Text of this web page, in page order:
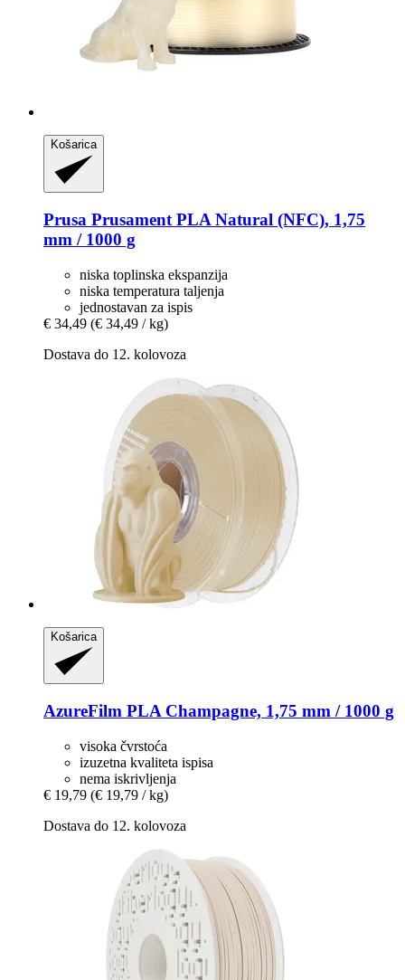
Košarica
Prusa Prusament PLA Natural (NFC), 1,75
mm / 1000 g
niska toplinska ekspanzija
niska temperatura taljenja
jednostavan za ispis
€ 34,49 (€ 34,49 / kg)
Dostava do 12. kolovoza
Košarica
AzureFilm PLA Champagne, 1,75 mm / 1000 g
visoka čvrstoća
izuzetna kvaliteta ispisa
nema iskrivljenja
€ 19,79 (€ 19,79 / kg)
Dostava do 12. kolovoza